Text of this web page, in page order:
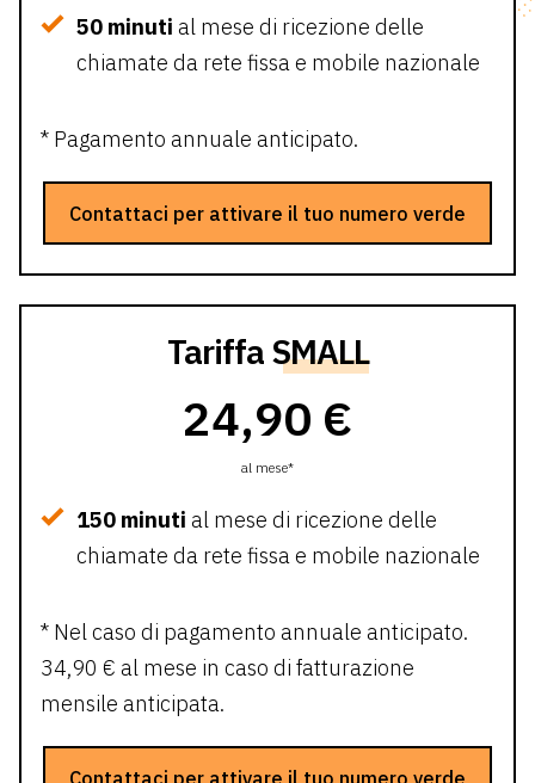
50 minuti al mese di ricezione delle
chiamate da rete fissa e mobile nazionale
* Pagamento annuale anticipato.
Contattaci per attivare il tuo numero verde
TariffaSMALL
24,90 €
al mese*
150 minuti al mese di ricezione delle
chiamate da rete fissa e mobile nazionale
* Nel caso di pagamento annuale anticipato.
34,90 € al mese in caso di fatturazione
mensile anticipata.
Contattaci per attivare il tuo numero verde